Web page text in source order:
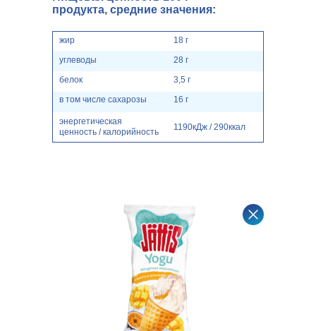
продукта, средние значения:
жир
углеводы
белок
в том числе сахарозы
18 г
28 г
3,5 г
16 г
энергетическая
ценность / калорийность
1190кДж / 290ккал